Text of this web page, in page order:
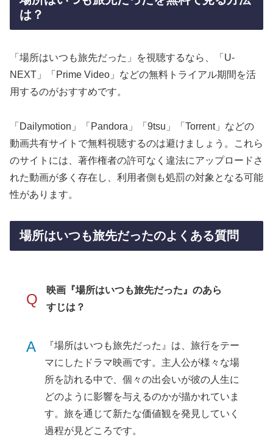
は？
「場所はいつも旅先だった」を視聴するなら、「U-
NEXT」「Prime Video」などの無料トライアル期間を活
用するのがおすすめです。
「Dailymotion」「Pandora」「9tsu」「Torrent」などの
動画共有サイトで無料視聴するのは避けましょう。これら
のサイトには、著作権者の許可なく違法にアップロードさ
れた動画が多く存在し、利用者側も処罰の対象となる可能
性があります。
場所はいつも旅先だったのよくある質問
Q
映画『場所はいつも旅先だった』のあら
すじは？
A
『場所はいつも旅先だった』は、旅行をテー
マにしたドラマ映画です。主人公が様々な場
所を訪れる中で、個々の出会いが彼の人生に
どのように影響を与えるのかが描かれていま
す。旅を通じて新たな価値観を発見していく
過程が見どころです。